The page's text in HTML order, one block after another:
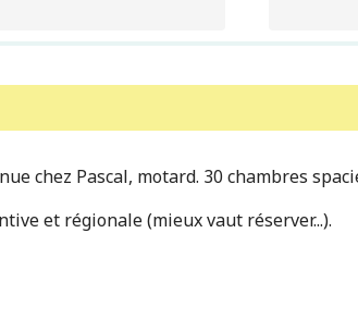
chez Pascal, motard. 30 chambres
et régionale (mieux vaut réserver...).